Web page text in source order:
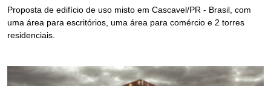
Proposta de edifício de uso misto em Cascavel/PR - Brasil, com
uma área para escritórios, uma área para comércio e 2 torres
residenciais.